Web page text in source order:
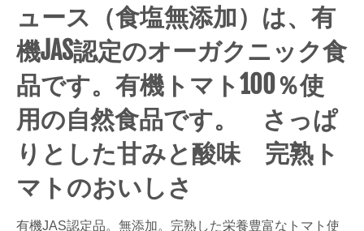
ュース（食塩無添加）は、有
機JAS認定のオーガクニック食
品です。有機トマト100％使
用の自然食品です。 さっぱ
りとした甘みと酸味 完熟ト
マトのおいしさ
有機JAS認定品。無添加。完熟した栄養豊富なトマト使